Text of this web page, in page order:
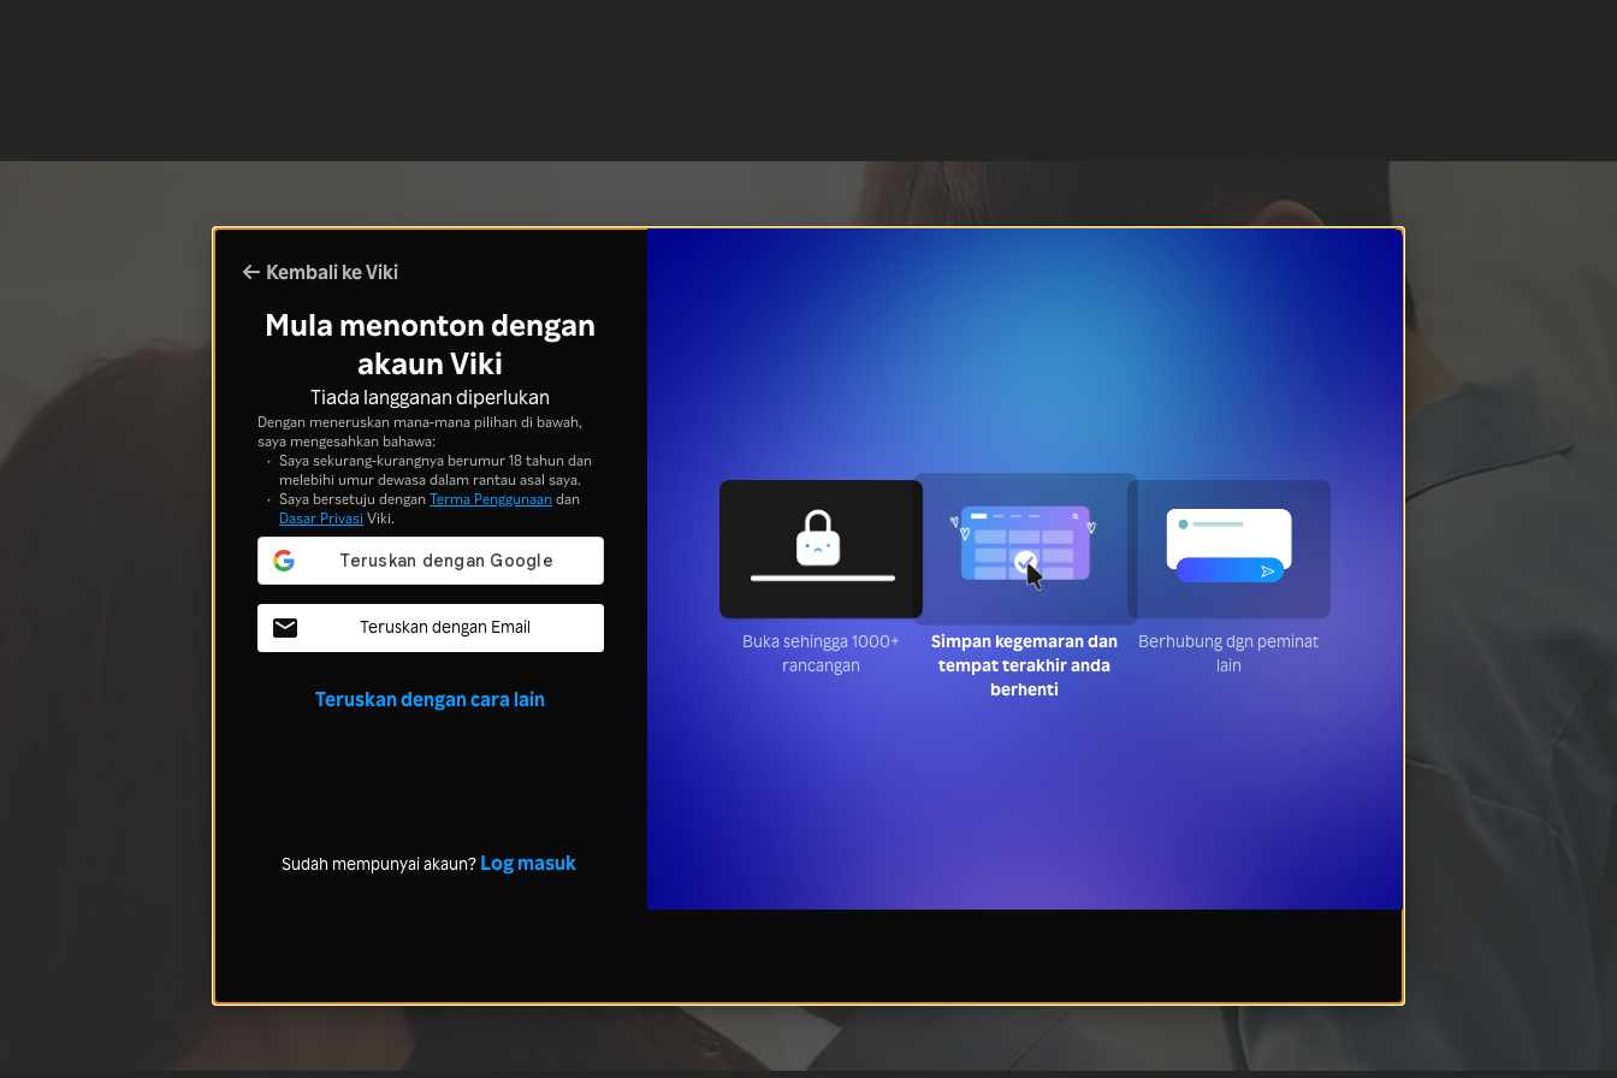
Kembali ke Viki
Mula menonton dengan
akaun Viki
Tiada langganan diperlukan
Dengan meneruskan mana-mana pilihan di bawah,
saya mengesahkan bahawa:
Saya sekurang-kurangnya berumur 18 tahun dan
melebihi umur dewasa dalam rantau asal saya.
Saya bersetuju denganTerma Penggunaandan
Dasar Privasi Viki.
Teruskan dengan Email
Teruskan dengan cara lain
Sudah mempunyai akaun? Log masuk
Buka sehingga 1000+
rancangan
Simpan kegemaran dan
tempat terakhir anda
berhenti
Berhubung dgn peminat
lain